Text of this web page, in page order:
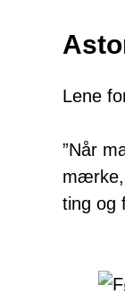
Lene
”Når
mærke,
ting og